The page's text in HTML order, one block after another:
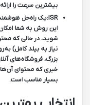
بیشترین سرعت را
ISR:
شوید، در حالی که
نیاز به بیلد کامل)
بزرگ، فروشگاه‌های
خبری که محتوای
بسیار مناسب است.